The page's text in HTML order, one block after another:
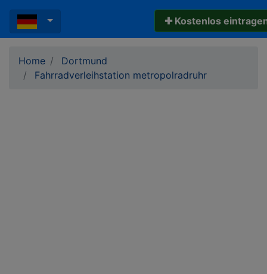
✚ Kostenlos
Home
Dortmund
Fahrradverleihstation metropolradruhr